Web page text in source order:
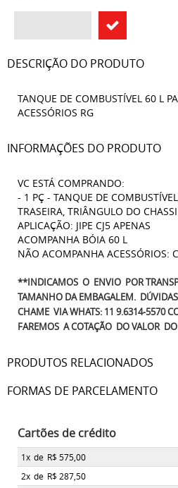
DESCRIÇÃO DO PRODUTO
TANQUE DE COMBUSTÍVEL 60 L
ACESSÓRIOS RG
INFORMAÇÕES DO PRODUTO
VC ESTÁ COMPRANDO:
- 1 PÇ - TANQUE DE
TRASEIRA, TRIÂNGULO DO
APLICAÇÃO: JIPE CJ5 APENAS
ACOMPANHA BÓIA 60 L
NÃO ACOMPANHA ACESSÓRIOS:
**INDICAMOS O ENVIO POR
TAMANHO DA EMBAGALEM.
CHAME VIA WHATS: 11 9.6314-5570
FAREMOS A COTAÇÃO DO VALOR
PRODUTOS RELACIONADOS
FORMAS DE PARCELAMENTO
Cartões de crédito
1x de R$ 575,00
2x de R$ 287,50